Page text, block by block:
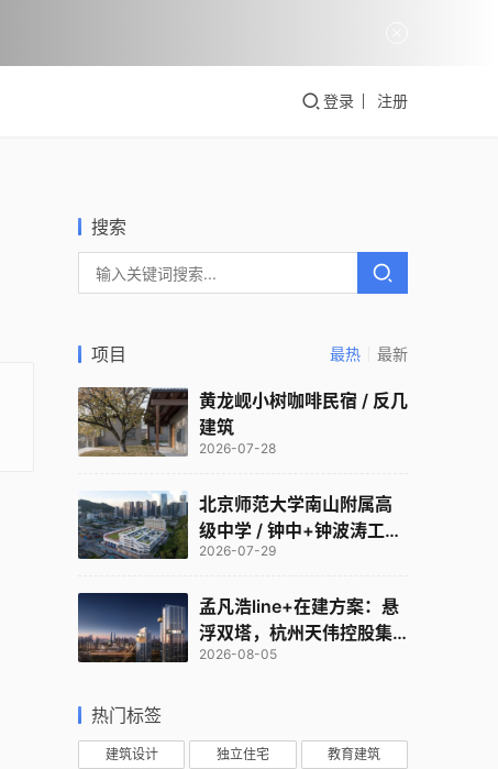
登录 注册
搜索
项目 最热 最新
黄龙岘小树咖啡民宿 / 反几
建筑
2026-07-28
北京师范大学南山附属高
级中学 / 钟中+钟波涛工作
室
2026-07-29
孟凡浩line+在建方案：悬
浮双塔，杭州天伟控股集
团总部
2026-08-05
热门标签
建筑设计 独立住宅 教育建筑